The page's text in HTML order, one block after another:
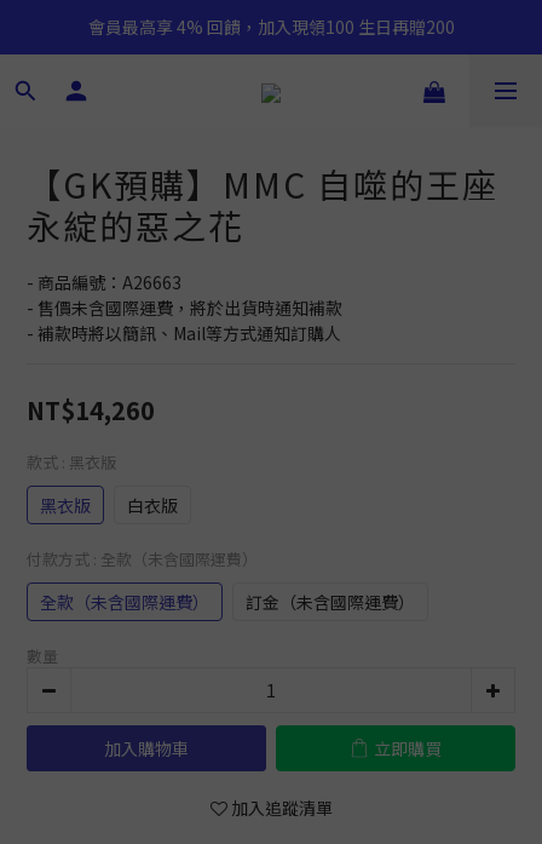
會員最高享 4% 回饋，加入現領100 生日再贈200
【GK預購】MMC 自噬的王座
永綻的惡之花
- 商品編號：A26663
- 售價未含國際運費，將於出貨時通知補款
- 補款時將以簡訊、Mail等方式通知訂購人
NT$14,260
款式 : 黑衣版
黑衣版 白衣版
付款方式 : 全款（未含國際運費）
全款（未含國際運費） 訂金（未含國際運費）
數量
加入購物車 立即購買
加入追蹤清單